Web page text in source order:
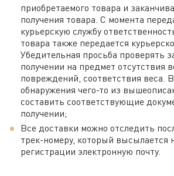
приобретаемого товара и
получения товара. С момента
курьерскую службу
товара также передается
Убедительная просьба проверять
получении на предмет отсутствия
повреждений, соответствия веса.
обнаружения чего-то из
составить соответствующие
получении;
Все доставки можно отследить
трек-номеру, который высылается
регистрации электронную почту.